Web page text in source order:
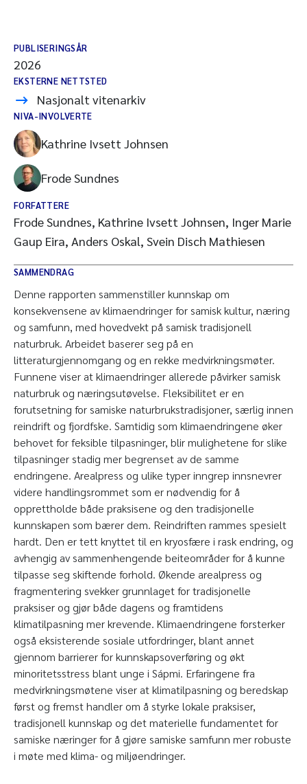
PUBLISERINGSÅR
2026
EKSTERNE NETTSTED
Nasjonalt vitenarkiv
NIVA-INVOLVERTE
Kathrine Ivsett Johnsen
Frode Sundnes
FORFATTERE
Frode Sundnes, Kathrine Ivsett Johnsen, Inger Marie
Gaup Eira, Anders Oskal, Svein Disch Mathiesen
SAMMENDRAG
Denne rapporten sammenstiller kunnskap om
konsekvensene av klimaendringer for samisk kultur, næring
og samfunn, med hovedvekt på samisk tradisjonell
naturbruk. Arbeidet baserer seg på en
litteraturgjennomgang og en rekke medvirkningsmøter.
Funnene viser at klimaendringer allerede påvirker samisk
naturbruk og næringsutøvelse. Fleksibilitet er en
forutsetning for samiske naturbrukstradisjoner, særlig innen
reindrift og fjordfske. Samtidig som klimaendringene øker
behovet for feksible tilpasninger, blir mulighetene for slike
tilpasninger stadig mer begrenset av de samme
endringene. Arealpress og ulike typer inngrep innsnevrer
videre handlingsrommet som er nødvendig for å
opprettholde både praksisene og den tradisjonelle
kunnskapen som bærer dem. Reindriften rammes spesielt
hardt. Den er tett knyttet til en kryosfære i rask endring, og
avhengig av sammenhengende beiteområder for å kunne
tilpasse seg skiftende forhold. Økende arealpress og
fragmentering svekker grunnlaget for tradisjonelle
praksiser og gjør både dagens og framtidens
klimatilpasning mer krevende. Klimaendringene forsterker
også eksisterende sosiale utfordringer, blant annet
gjennom barrierer for kunnskapsoverføring og økt
minoritetsstress blant unge i Sápmi. Erfaringene fra
medvirkningsmøtene viser at klimatilpasning og beredskap
først og fremst handler om å styrke lokale praksiser,
tradisjonell kunnskap og det materielle fundamentet for
samiske næringer for å gjøre samiske samfunn mer robuste
i møte med klima- og miljøendringer.